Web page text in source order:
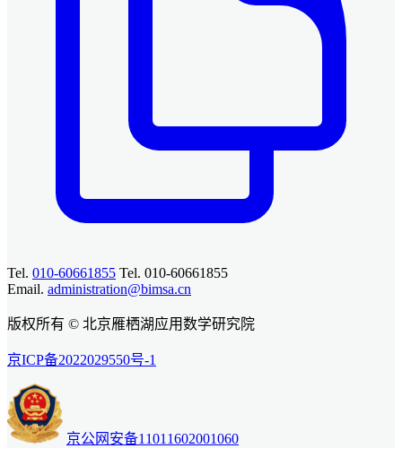
Tel. 010-60661855 Tel. 010-60661855
Email. administration@bimsa.cn
版权所有 © 北京雁栖湖应用数学研究院
京ICP备2022029550号-1
京公网安备11011602001060